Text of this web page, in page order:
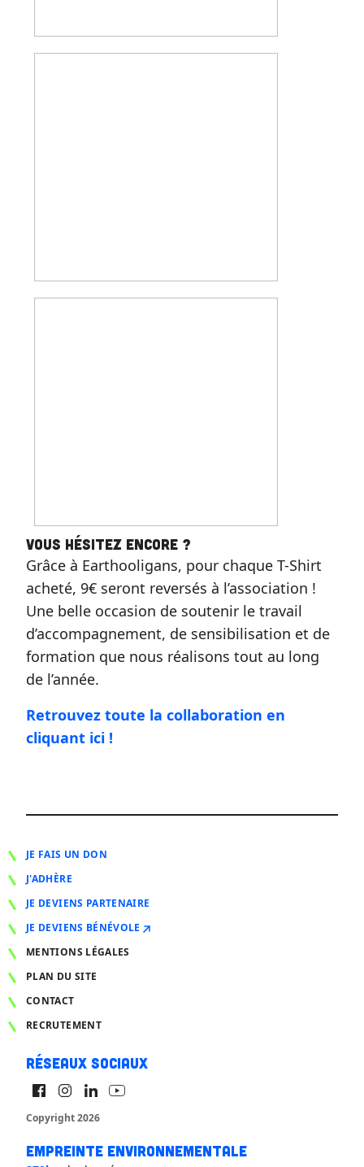
Vous hésitez encore ?
Grâce à Earthooligans, pour chaque T-Shirt
acheté, 9€ seront reversés à l’association !⁠
Une belle occasion de soutenir le travail
d’accompagnement, de sensibilisation et de
formation que nous réalisons tout au long
de l’année.
Retrouvez toute la collaboration en
cliquant ici !
JE FAIS UN DON
J'ADHÈRE
JE DEVIENS PARTENAIRE
JE DEVIENS BÉNÉVOLE
MENTIONS LÉGALES
PLAN DU SITE
CONTACT
RECRUTEMENT
Réseaux sociaux
Copyright 2026
Empreinte environnementale